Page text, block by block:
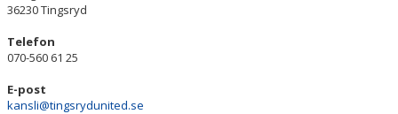
STYRELSEN
HISTORIK
36230 Tingsryd
Telefon
070-560 61 25
E-post
kansli@tingsrydunited.se